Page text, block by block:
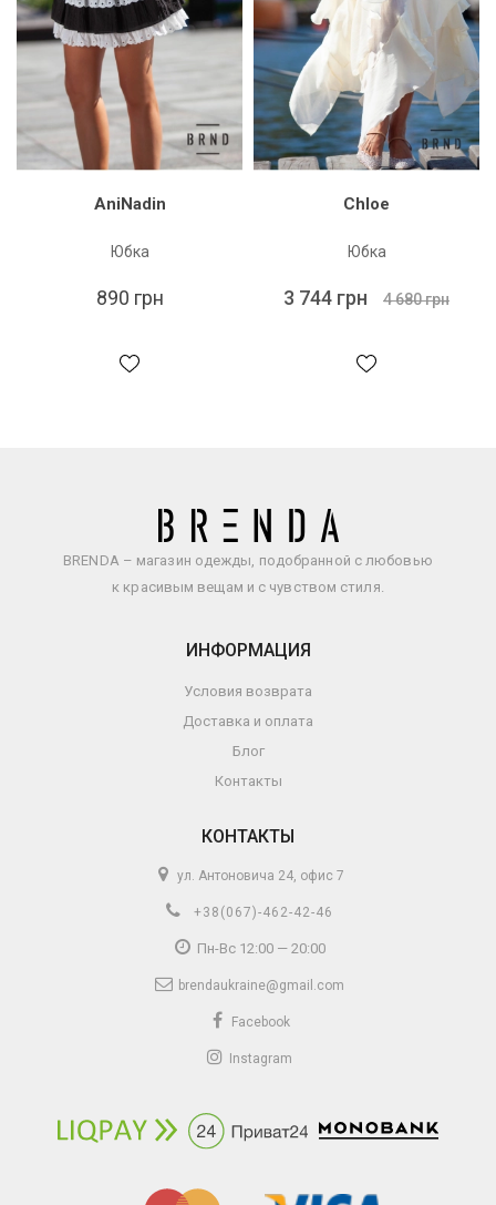
AniNadin
Юбка
890 грн
Chloe
Юбка
3 744 грн 4 680 грн
BRENDA – магазин одежды, подобранной с любовью
к красивым вещам и с чувством стиля.
ИНФОРМАЦИЯ
Условия возврата
Доставка и оплата
Блог
Контакты
КОНТАКТЫ
ул. Антоновича 24, офис 7
+38(067)-462-42-46
Пн-Вс 12:00 — 20:00
brendaukraine@gmail.com
Facebook
Instagram